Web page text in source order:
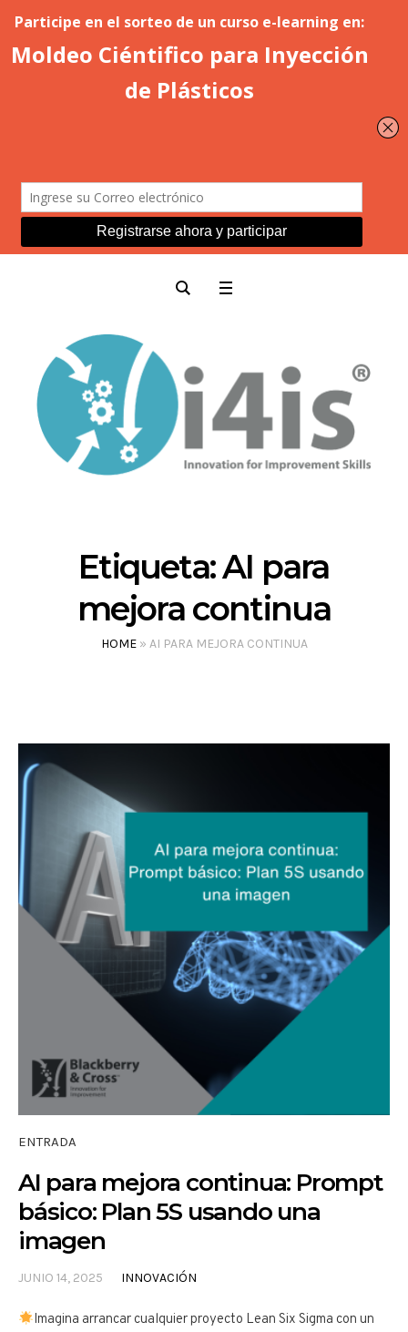
Etiqueta:AI para
mejora continua
HOME» AI PARA MEJORA CONTINUA
ENTRADA
AI para mejora continua: Prompt
básico: Plan 5S usando una
imagen
JUNIO 14, 2025 INNOVACIÓN
Imagina arrancar cualquier proyecto Lean Six Sigma con un